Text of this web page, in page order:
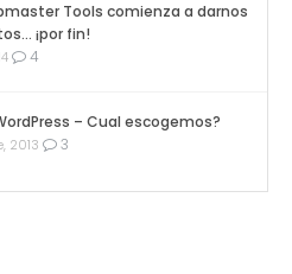
Tools comienza a darnos
¡por fin!
4
– Cual escogemos?
2013 3